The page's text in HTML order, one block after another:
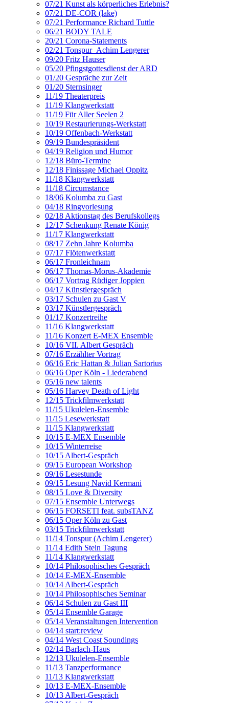
07/21 Kunst als körperliches Erlebnis?
07/21 DE-COR (lake)
07/21 Performance Richard Tuttle
06/21 BODY TALE
20/21 Corona-Statements
02/21 Tonspur_Achim Lengerer
09/20 Fritz Hauser
05/20 Pfingstgottesdienst der ARD
01/20 Gespräche zur Zeit
01/20 Sternsinger
11/19 Theaterpreis
11/19 Klangwerkstatt
11/19 Für Aller Seelen 2
10/19 Restaurierungs-Werkstatt
10/19 Offenbach-Werkstatt
09/19 Bundespräsident
04/19 Religion und Humor
12/18 Büro-Termine
12/18 Finissage Michael Oppitz
11/18 Klangwerkstatt
11/18 Circumstance
18/06 Kolumba zu Gast
04/18 Ringvorlesung
02/18 Aktionstag des Berufskollegs
12/17 Schenkung Renate König
11/17 Klangwerkstatt
08/17 Zehn Jahre Kolumba
07/17 Flötenwerkstatt
06/17 Fronleichnam
06/17 Thomas-Morus-Akademie
06/17 Vortrag Rüdiger Joppien
04/17 Künstlergespräch
03/17 Schulen zu Gast V
03/17 Künstlergespräch
01/17 Konzertreihe
11/16 Klangwerkstatt
11/16 Konzert E-MEX Ensemble
10/16 VII. Albert Gespräch
07/16 Erzählter Vortrag
06/16 Eric Hattan & Julian Sartorius
06/16 Oper Köln - Liederabend
05/16 new talents
05/16 Harvey Death of Light
12/15 Trickfilmwerkstatt
11/15 Ukulelen-Ensemble
11/15 Lesewerkstatt
11/15 Klangwerkstatt
10/15 E-MEX Ensemble
10/15 Winterreise
10/15 Albert-Gespräch
09/15 European Workshop
09/16 Lesestunde
09/15 Lesung Navid Kermani
08/15 Love & Diversity
07/15 Ensemble Unterwegs
06/15 FORSETI feat. subsTANZ
06/15 Oper Köln zu Gast
03/15 Trickfilmwerkstatt
11/14 Tonspur (Achim Lengerer)
11/14 Edith Stein Tagung
11/14 Klangwerkstatt
10/14 Philosophisches Gespräch
10/14 E-MEX-Ensemble
10/14 Albert-Gespräch
10/14 Philosophisches Seminar
06/14 Schulen zu Gast III
05/14 Ensemble Garage
05/14 Veranstaltungen Intervention
04/14 start:review
04/14 West Coast Soundings
02/14 Barlach-Haus
12/13 Ukulelen-Ensemble
11/13 Tanzperformance
11/13 Klangwerkstatt
10/13 E-MEX-Ensemble
10/13 Albert-Gespräch